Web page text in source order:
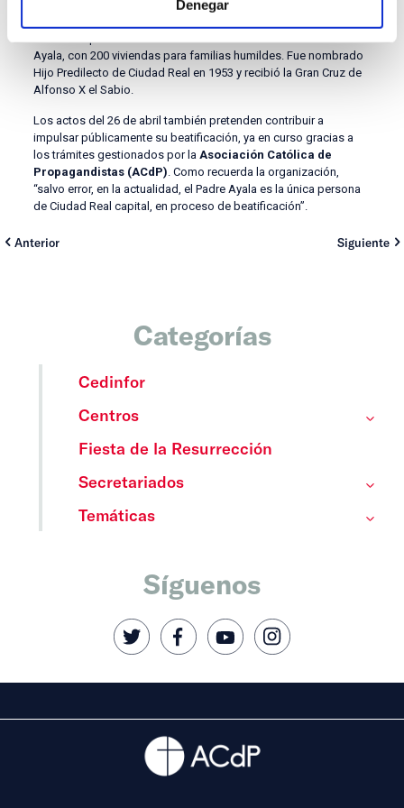
Denegar
Ayala, con 200 viviendas para familias humildes. Fue nombrado
Hijo Predilecto de Ciudad Real en 1953 y recibió la Gran Cruz de
Alfonso X el Sabio.
Los actos del 26 de abril también pretenden contribuir a
impulsar públicamente su beatificación, ya en curso gracias a
los trámites gestionados por la Asociación Católica de
Propagandistas (ACdP) . Como recuerda la organización,
“salvo error, en la actualidad, el Padre Ayala es la única persona
de Ciudad Real capital, en proceso de beatificación”.
Anterior Siguiente
Categorías
Cedinfor
Centros
Fiesta de la Resurrección
Secretariados
Temáticas
Síguenos